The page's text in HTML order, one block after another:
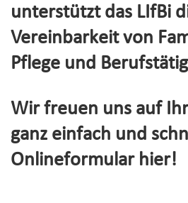
unterstützt das LIfBi
Vereinbarkeit von
Pflege und
Wir freuen uns auf
ganz einfach und
Onlineformular hier!